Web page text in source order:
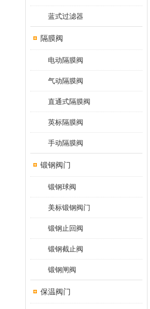
蓝式过滤器
隔膜阀
电动隔膜阀
气动隔膜阀
直通式隔膜阀
英标隔膜阀
手动隔膜阀
锻钢阀门
锻钢球阀
美标锻钢阀门
锻钢止回阀
锻钢截止阀
锻钢闸阀
保温阀门